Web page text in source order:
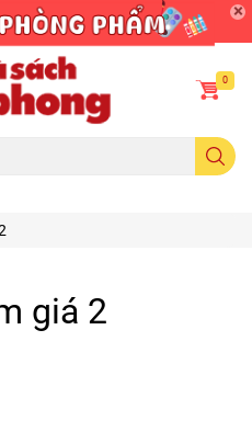
0
giá 2